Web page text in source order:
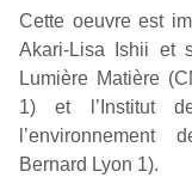
Cette oeuvre est
Akari-Lisa Ishii et
Lumière Matière
1) et l’Institut
l’environnement
Bernard Lyon 1).